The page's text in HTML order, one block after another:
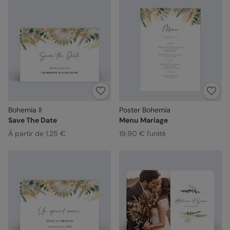
Bohemia II
Save The Date
À partir de 1,25 €
Poster Bohemia
Menu Mariage
19,90 € l'unité